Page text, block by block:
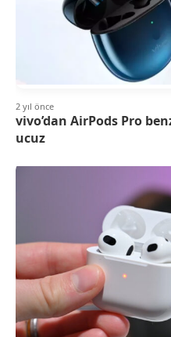
2 yıl önce
vivo’dan AirPods Pro
ucuz